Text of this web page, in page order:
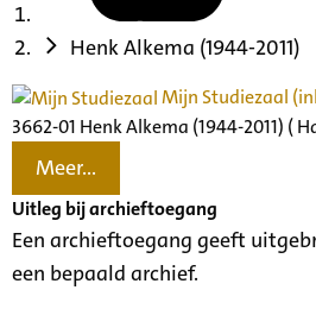
Henk Alkema (1944-2011)
Mijn Studiezaal
3662-01 Henk Alkema (1944-2011) (
Meer...
Uitleg bij archieftoegang
Een archieftoegang geeft
een bepaald archief.